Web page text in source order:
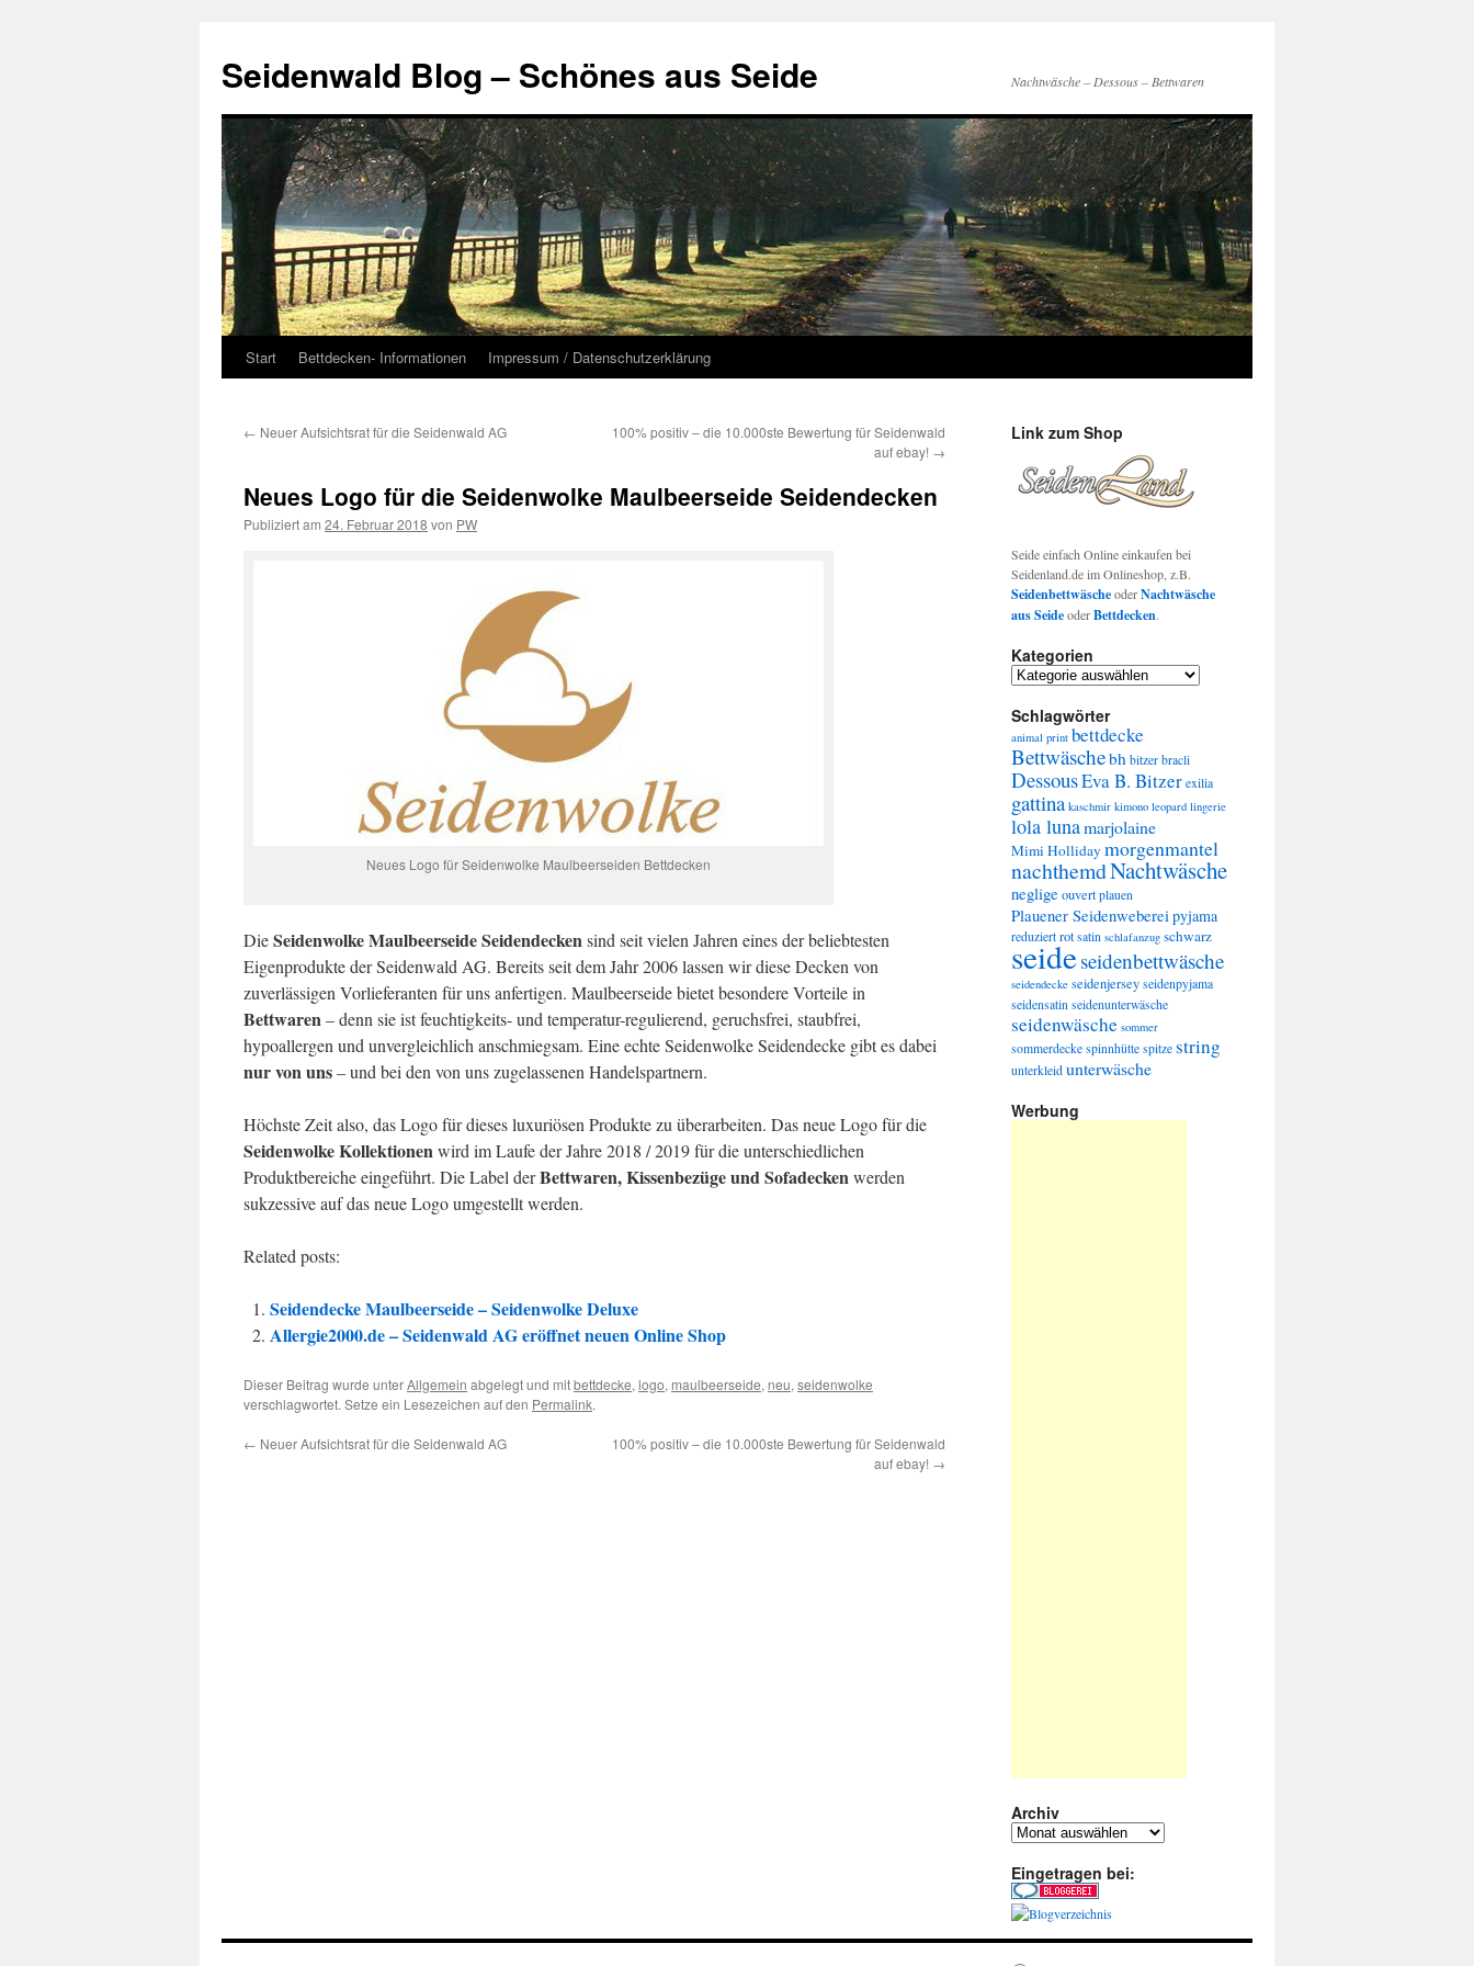
Seidenwald Blog – Schönes aus Seide Nachtwäsche – Dessous – Bettwaren
Zum
springen
Start Bettdecken- Informationen Impressum / Datenschutzerklärung
← Neuer Aufsichtsrat für die Seidenwald AG
100% positiv – die 10.000ste Bewertung für Seidenwald
auf ebay! →
Neues Logo für die Seidenwolke Maulbeerseide Seidendecken
Publiziert am 24. Februar 2018 von PW
Neues Logo für Seidenwolke Maulbeerseiden Bettdecken
DieSeidenwolke Maulbeerseide Seidendeckensind seit vielen Jahren eines der beliebtesten
Eigenprodukte der Seidenwald AG. Bereits seit dem Jahr 2006 lassen wir diese Decken von
zuverlässigen Vorlieferanten für uns anfertigen. Maulbeerseide bietet besondere Vorteile in
Bettwaren– denn sie ist feuchtigkeits- und temperatur-regulierend, geruchsfrei, staubfrei,
hypoallergen und unvergleichlich anschmiegsam. Eine echte Seidenwolke Seidendecke gibt es dabei
nur von uns– und bei den von uns zugelassenen Handelspartnern.
Höchste Zeit also, das Logo für dieses luxuriösen Produkte zu überarbeiten. Das neue Logo für die
Seidenwolke Kollektionenwird im Laufe der Jahre 2018 / 2019 für die unterschiedlichen
Produktbereiche eingeführt. Die Label derBettwaren, Kissenbezüge und Sofadeckenwerden
sukzessive auf das neue Logo umgestellt werden.
Related posts:
Seidendecke Maulbeerseide – Seidenwolke Deluxe
Allergie2000.de – Seidenwald AG eröffnet neuen Online Shop
Dieser Beitrag wurde unterAllgemein abgelegt und mitbettdecke, logo, maulbeerseide, neu, seidenwolke
verschlagwortet. Setze ein Lesezeichen auf den Permalink.
← Neuer Aufsichtsrat für die Seidenwald AG
100% positiv – die 10.000ste Bewertung für Seidenwald
auf ebay! →
Link zum Shop
Seide einfach Online einkaufen bei
Seidenland.de im Onlineshop, z.B.
SeidenbettwäscheoderNachtwäsche
aus SeideoderBettdecken.
Kategorien
Kategorien
Schlagwörter
animal print bettdecke
Bettwäschebh bitzer bracli
DessousEva B. Bitzer exilia
gattina kaschmir kimono leopard lingerie
lola lunamarjolaine
Mimi Holliday morgenmantel
nachthemdNachtwäsche
neglige ouvert plauen
Plauener Seidenwebereipyjama
reduziert rot satin schlafanzug schwarz
seideseidenbettwäsche
seidendecke seidenjersey seidenpyjama
seidensatin seidenunterwäsche
seidenwäsche sommer
sommerdecke spinnhütte spitze string
unterkleid unterwäsche
Werbung
Archiv
Archiv
Eingetragen bei: